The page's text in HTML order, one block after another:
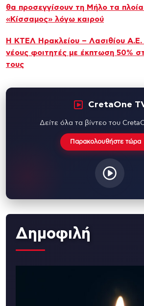
θα προσεγγίσουν τη Μήλο τα
«Κίσσαμος» λόγω καιρού
Η ΚΤΕΛ Ηρακλείου – Λασιθίου Α.Ε.
νέους φοιτητές με έκπτωση 50%
τους
CretaOne
Δείτε όλα τα βίντεο του
Παρακολουθήστε τώρα
Δημοφιλή